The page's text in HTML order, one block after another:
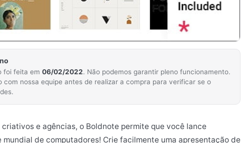
foi feita em 06/02/2022. Não podemos garantir pleno funcionamento.
com nossa equipe antes de realizar a compra para verificar se o
e agências, o Boldnote permite que você lance
de computadores! Crie facilmente uma apresentação de